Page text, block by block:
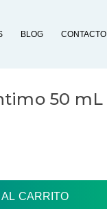
BLOG CONTACTO
50 mL